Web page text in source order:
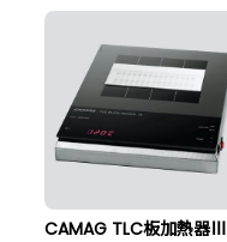
CAMAG TLC板加熱器Ⅲ